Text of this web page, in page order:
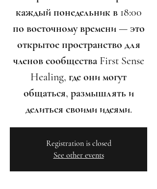
каждый понедельник в 18:00
по восточному времени — это
открытое пространство для
членов сообщества First Sense
Healing, где они могут
общаться, размышлять и
делиться своими идеями.
Registration is closed
See other events